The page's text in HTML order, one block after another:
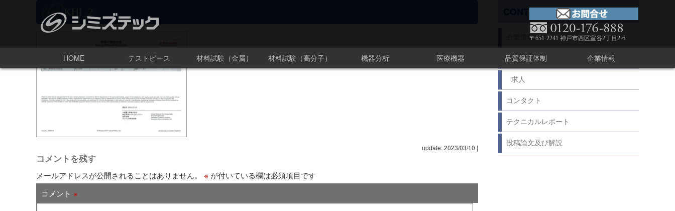
〒651-2241 神戸市西区室谷2丁目2-6
HOME テストピース 材料試験（金属） 材料試験（高分子） 機器分析 医療機器 品質保証体制 企業情報
KHI_2
update: 2023/03/10 |
コメントを残す
メールアドレスが公開されることはありません。 ※ が付いている欄は必須項目です
コメント ※
CONTENTS
企業情報
足あと
求人
コンタクト
テクニカルレポート
投稿論文及び解説